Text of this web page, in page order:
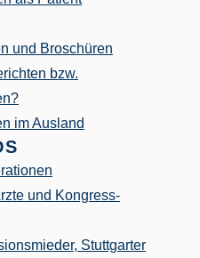
und Broschüren
bzw.
im Ausland
und Kongress-
Stuttgarter